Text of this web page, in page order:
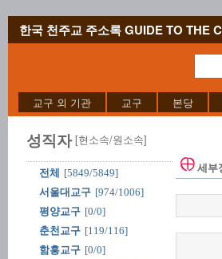
한국 천주교 주소록 GUIDE TO THE
교구 외 기관 교구 본당
성직자 [현소속/원소속]
전체
[5849/5849]
서울대교구 [974/1006]
평양교구 [0/0]
춘천교구 [119/116]
함흥교구 [0/0]
세부